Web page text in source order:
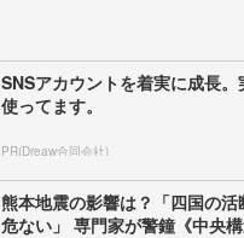
SNSアカウントを着実に成長。
使ってます。
PR(Dreaw合同会社)
熊本地震の影響は？「四国の活
危ない」 専門家が警鐘《中央